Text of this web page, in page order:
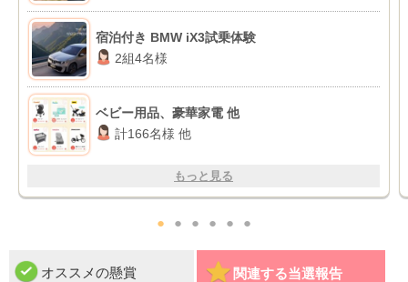
宿泊付き BMW iX3試乗体験
2組4名様
ベビー用品、豪華家電 他
計166名様 他
もっと見る
● ● ● ● ● ●
オススメの懸賞 関連する当選報告